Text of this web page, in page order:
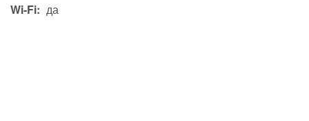
Wi-Fi: да